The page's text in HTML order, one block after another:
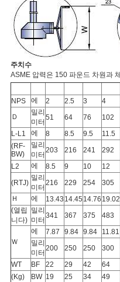
주치수
ASME 압력은 150 파운드 차원과
NPS 에 2 2.5 3 4
Ｄ
밀리
미터
51 64 76 102
L-L1
에 8 8.5 9.5 11.5
(RF-
BW)
밀리
미터
203 216 241 292
L2
에 8.5 9 10 12
(RTJ)
밀리
미터
216 229 254 305
Ｈ
에 13.43 14.45 14.76 19.02
(열립
니다)
밀리
미터
341 367 375 483
Ｗ
에 7.87 9.84 9.84 11.81
밀리
미터
200 250 250 300
WT
BF 22 29 42 64
(Kg)
BW 19 25 34 49